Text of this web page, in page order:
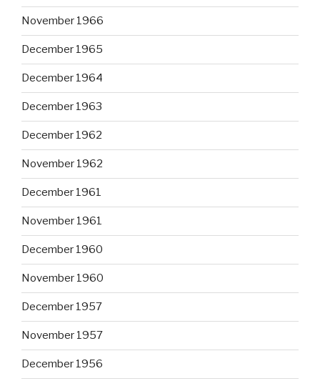
November 1966
December 1965
December 1964
December 1963
December 1962
November 1962
December 1961
November 1961
December 1960
November 1960
December 1957
November 1957
December 1956